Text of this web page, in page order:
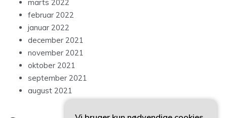
marts 2022
februar 2022
januar 2022
december 2021
november 2021
oktober 2021
september 2021
august 2021